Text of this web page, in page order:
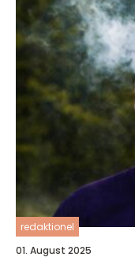
redaktionel
01. August 2025